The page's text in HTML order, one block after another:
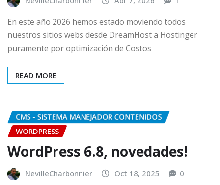
En este año 2026 hemos estado moviendo todos
nuestros sitios webs desde DreamHost a Hostinger
puramente por optimización de Costos
READ MORE
CMS - SISTEMA MANEJADOR CONTENIDOS
WORDPRESS
WordPress 6.8, novedades!
NevilleCharbonnier Oct 18, 2025 0